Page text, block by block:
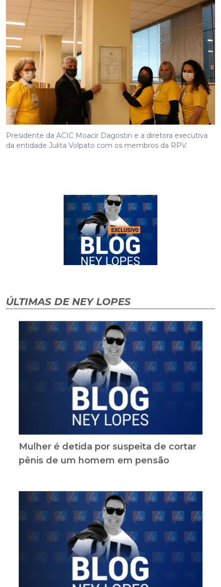
Presidente da ACIC Moacir Dagostin e a diretora executiva
da entidade Julita Volpato com os membros da RPV.
ÚLTIMAS DE NEY LOPES
Mulher é detida por suspeita de cortar
pênis de um homem em pensão